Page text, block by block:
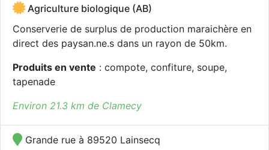
Agriculture biologique (AB)
Conserverie de surplus de production maraichère en
direct des paysan.ne.s dans un rayon de 50km.
Produits en vente : compote, confiture, soupe,
tapenade
Environ 21.3 km de Clamecy
Grande rue à 89520 Lainsecq